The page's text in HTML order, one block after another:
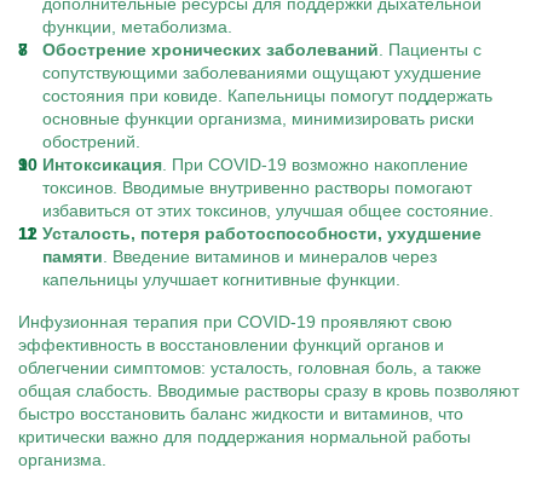
функции, метаболизма.
Обострение хронических заболеваний . Пациенты с
сопутствующими заболеваниями ощущают ухудшение
состояния при ковиде. Капельницы помогут поддержать
основные функции организма, минимизировать риски
обострений.
Интоксикация . При COVID-19 возможно накопление
токсинов. Вводимые внутривенно растворы помогают
избавиться от этих токсинов, улучшая общее состояние.
Усталость, потеря работоспособности, ухудшение
памяти . Введение витаминов и минералов через
капельницы улучшает когнитивные функции.
Инфузионная терапия при COVID-19 проявляют свою
эффективность в восстановлении функций органов и
облегчении симптомов: усталость, головная боль, а также
общая слабость. Вводимые растворы сразу в кровь позволяют
быстро восстановить баланс жидкости и витаминов, что
критически важно для поддержания нормальной работы
организма.